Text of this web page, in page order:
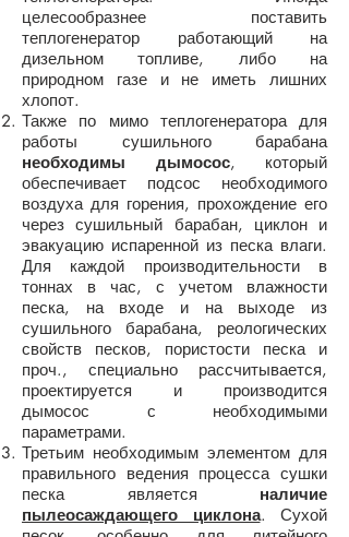
целесообразнее поставить
теплогенератор работающий на
дизельном топливе, либо на
природном газе и не иметь лишних
хлопот.
Также по мимо теплогенератора для
работы сушильного барабана
необходимы дымосос, который
обеспечивает подсос необходимого
воздуха для горения, прохождение его
через сушильный барабан, циклон и
эвакуацию испаренной из песка влаги.
Для каждой производительности в
тоннах в час, с учетом влажности
песка, на входе и на выходе из
сушильного барабана, реологических
свойств песков, пористости песка и
проч., специально рассчитывается,
проектируется и производится
дымосос с необходимыми
параметрами.
Третьим необходимым элементом для
правильного ведения процесса сушки
песка является наличие
пылеосаждающего циклона. Сухой